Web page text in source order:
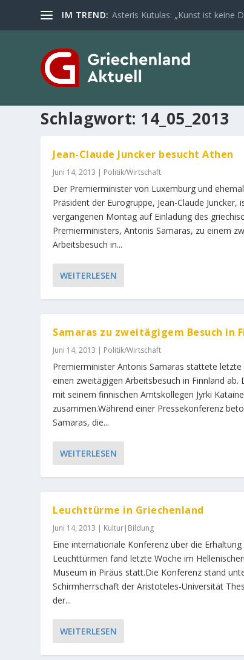
IM TREND: Asteris Kutulas: „Kunst ist keine
Schlagwort: 14_05_2013
Jean-Claude Juncker besucht Athen
Juni 14, 2013 | Politik/Wirtschaft
Der Premierminister von Luxemburg und
Präsident der Eurogruppe, Jean-Claude Juncker,
vergangenen Montag auf Einladung des
Premierministers, Antonis Samaras, zu einem
Arbeitsbesuch in...
WEITERLESEN
Samaras zu zweitägigem Besuch in
Juni 14, 2013 | Politik/Wirtschaft
Premierminister Antonis Samaras stattete letzte
einen zweitägigen Arbeitsbesuch in Finnland
mit seinem finnischen Amtskollegen Jyrki
zusammen.Während einer Pressekonferenz
Samaras, die...
WEITERLESEN
Leuchttürme in Griechenland
Juni 14, 2013 | Kultur|Bildung
Eine internationale Konferenz über die Erhaltung
Leuchttürmen fand letzte Woche im
Museum in Piräus statt.Die Konferenz stand
Schirmherrschaft der Aristoteles-Universität
der...
WEITERLESEN